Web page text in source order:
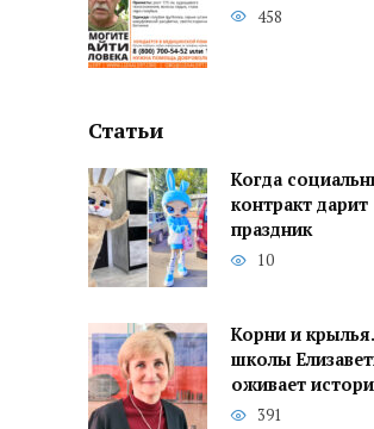
458
Статьи
Когда
контракт дарит
праздник
10
Корни и
школы
оживает
391